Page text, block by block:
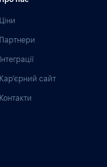
Ціни
Партнери
Інтеграції
Кар’єрний сайт
Контакти